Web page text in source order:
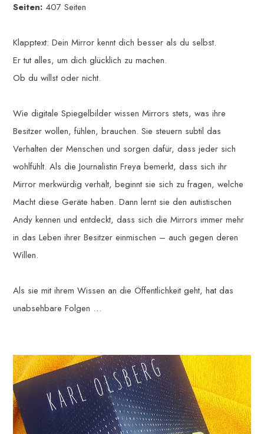
Seiten: 407 Seiten
Klapptext: Dein Mirror kennt dich besser als du selbst.
Er tut alles, um dich glücklich zu machen.
Ob du willst oder nicht.
Wie digitale Spiegelbilder wissen Mirrors stets, was ihre
Besitzer wollen, fühlen, brauchen. Sie steuern subtil das
Verhalten der Menschen und sorgen dafür, dass jeder sich
wohlfühlt. Als die Journalistin Freya bemerkt, dass sich ihr
Mirror merkwürdig verhält, beginnt sie sich zu fragen, welche
Macht diese Geräte haben. Dann lernt sie den autistischen
Andy kennen und entdeckt, dass sich die Mirrors immer mehr
in das Leben ihrer Besitzer einmischen – auch gegen deren
Willen.
Als sie mit ihrem Wissen an die Öffentlichkeit geht, hat das
unabsehbare Folgen …